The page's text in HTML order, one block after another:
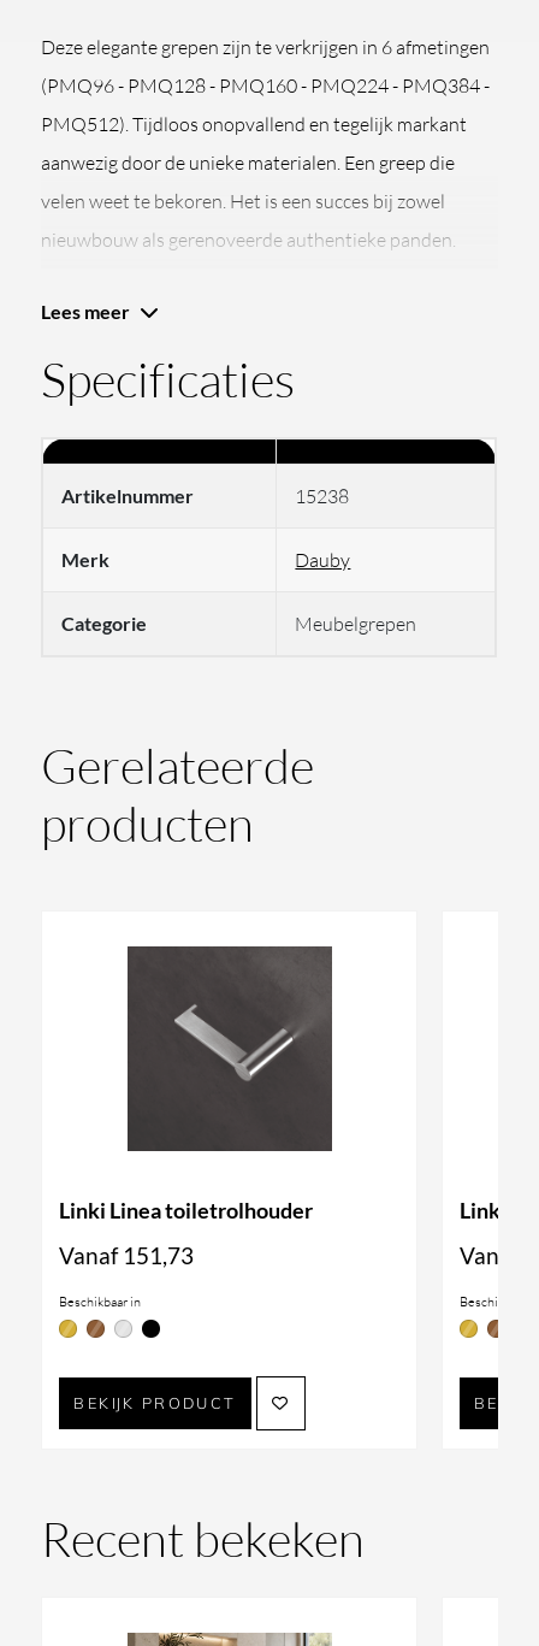
Deze elegante grepen zijn te verkrijgen in 6 afmetingen
(PMQ96 - PMQ128 - PMQ160 - PMQ224 - PMQ384 -
PMQ512). Tijdloos onopvallend en tegelijk markant
aanwezig door de unieke materialen. Een greep die
velen weet te bekoren. Het is een succes bij zowel
nieuwbouw als gerenoveerde authentieke panden.
modegevoeligheid. Deze is prachtig in combinatie met
Lees meer
Specificaties
Artikelnummer 15238
Merk Dauby
Categorie Meubelgrepen
Gerelateerde
producten
Linki Linea toiletrolhouder
Vanaf 151,73
Beschikbaar in
BEKIJK PRODUCT
Linki
Vanaf
Beschikbaar
Recent bekeken